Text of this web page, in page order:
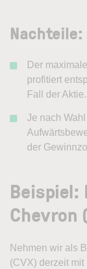
Nachteile:
Der
profitiert
Fall der Aktie.
Je nach
der
Beispiel:
Chevron
Nehmen wir als
(CVX) derzeit mit